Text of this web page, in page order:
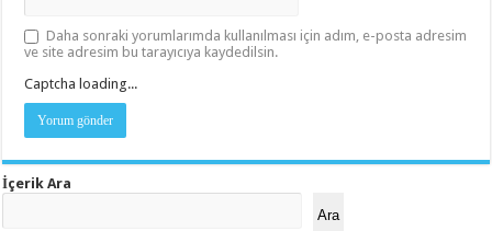
Daha sonraki yorumlarımda kullanılması için adım, e-posta adresim
ve site adresim bu tarayıcıya kaydedilsin.
Captcha loading...
İçerik Ara
Ara